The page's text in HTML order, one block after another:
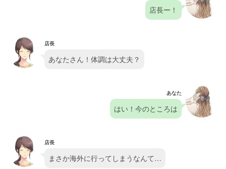
店長ー！
店長
あなたさん！体調は大丈夫？
あなた
はい！今のところは
店長
まさか海外に行ってしまうなんて…